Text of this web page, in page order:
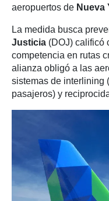
aeropuertos de Nueva
La medida busca
Justicia (DOJ) calificó
competencia en rutas
alianza obligó a las
sistemas de interlining
pasajeros) y